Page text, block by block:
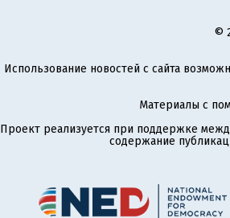
©
Использование новостей с сайта
Материалы с
Проект реализуется при поддержке
содержание